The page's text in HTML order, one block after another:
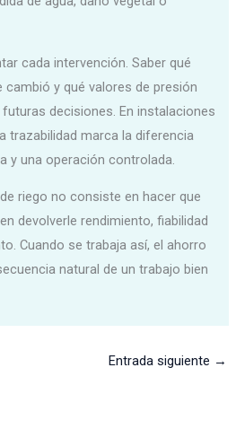
cada intervención. Saber qué
y qué valores de presión
decisiones. En instalaciones
trazabilidad marca la diferencia
y una operación controlada.
riego no consiste en hacer que
devolverle rendimiento, fiabilidad
Cuando se trabaja así, el ahorro
natural de un trabajo bien
Entrada siguiente →